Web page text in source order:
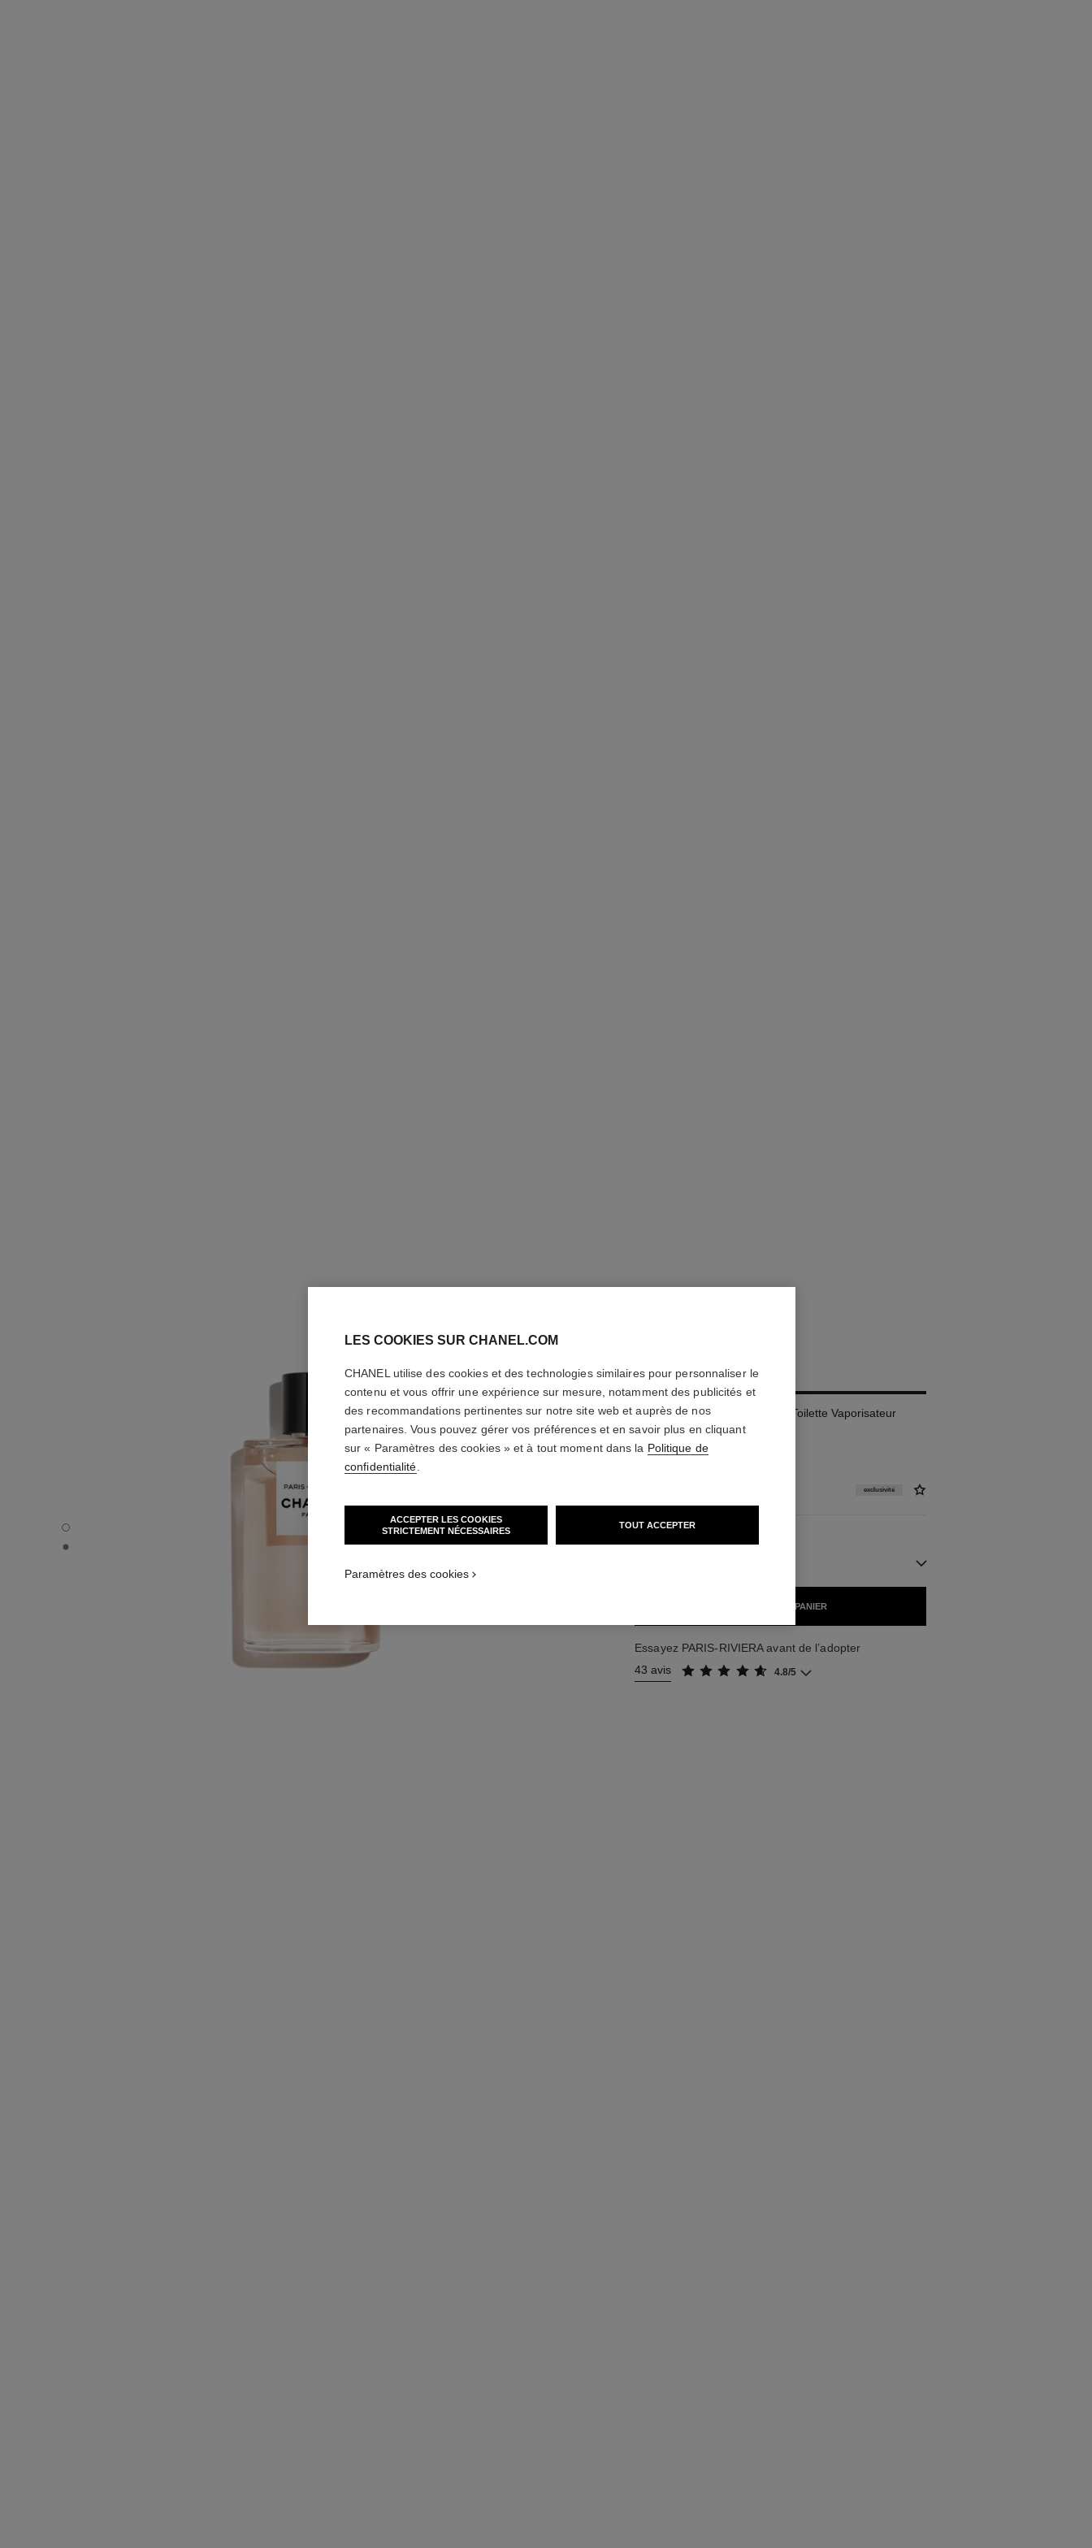
PARIS - RIVIERA - Vue par défaut
PARIS - RIVIERA - Vue alternative 1
PARIS - RIVIERA
Les Eaux de Chanel – Eau de Toilette Vaporisateur
En savoir plus
Réf. 102630
exclusivité
AJOUTER AU PANIER
Essayez PARIS-RIVIERA avant de l’adopter
43 avis
4.8/5
LES COOKIES SUR CHANEL.COM
CHANEL utilise des cookies et des technologies similaires pour personnaliser le
contenu et vous offrir une expérience sur mesure, notamment des publicités et
des recommandations pertinentes sur notre site web et auprès de nos
partenaires. Vous pouvez gérer vos préférences et en savoir plus en cliquant
sur « Paramètres des cookies » et à tout moment dans la Politique de
confidentialité
ACCEPTER LES COOKIES
STRICTEMENT NÉCESSAIRES
TOUT ACCEPTER
Paramètres des cookies